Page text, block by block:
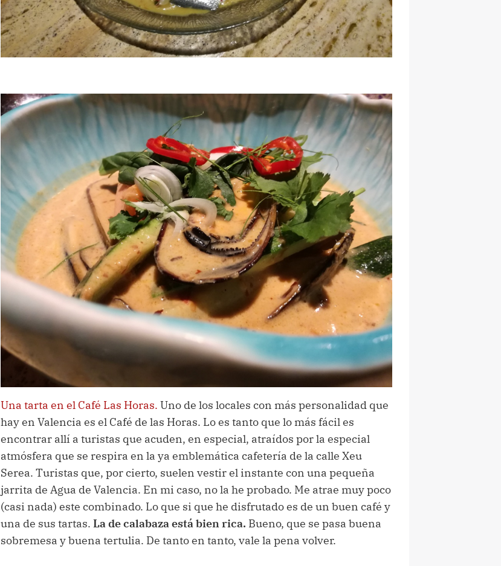
Una tarta en el Café Las Horas. Uno de los locales con más personalidad que
hay en Valencia es el Café de las Horas. Lo es tanto que lo más fácil es
encontrar allí a turistas que acuden, en especial, atraídos por la especial
atmósfera que se respira en la ya emblemática cafetería de la calle Xeu
Serea. Turistas que, por cierto, suelen vestir el instante con una pequeña
jarrita de Agua de Valencia. En mi caso, no la he probado. Me atrae muy poco
(casi nada) este combinado. Lo que si que he disfrutado es de un buen café y
una de sus tartas. La de calabaza está bien rica. Bueno, que se pasa buena
sobremesa y buena tertulia. De tanto en tanto, vale la pena volver.